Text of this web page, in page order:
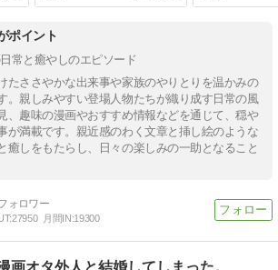
ポイント
常と癒やしのエピソード
たささやかな出来事や家族のやりとりを温かみの
。親しみやすい登場人物たちが織り成す日常の風
、趣味の漫画やおすすめ情報などを通じて、穏や
が満載です。親近感のわく文章と挿し絵のような
癒しをもたらし、日々の楽しみの一助となること
27950 月間IN:19300
画オタ外人と結婚してしまった。